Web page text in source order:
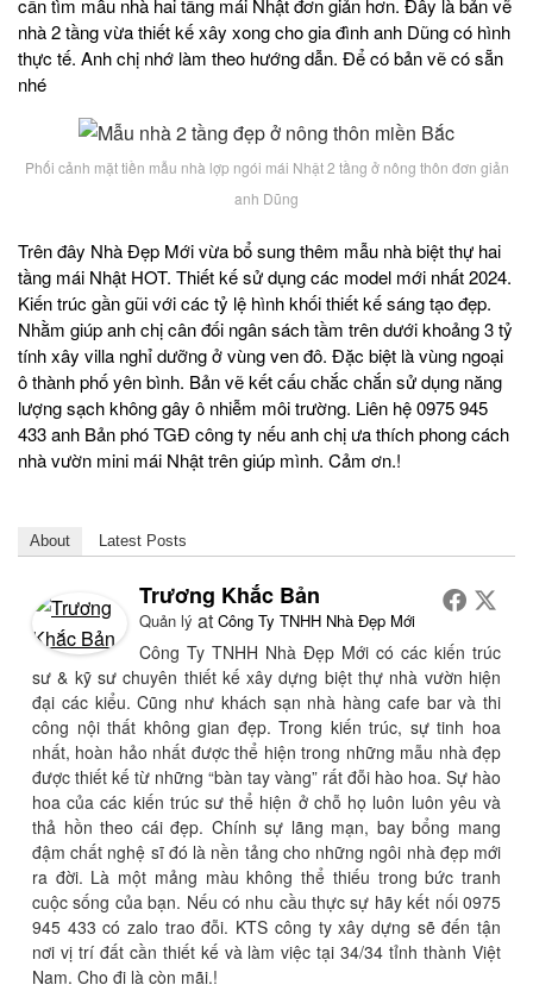
cần tìm mẫu nhà hai tầng mái Nhật đơn giản hơn. Đây là bản vẽ
nhà 2 tầng vừa thiết kế xây xong cho gia đình anh Dũng có hình
thực tế. Anh chị nhớ làm theo hướng dẫn. Để có bản vẽ có sẵn
nhé
Phối cảnh mặt tiền mẫu nhà lợp ngói mái Nhật 2 tầng ở nông thôn đơn giản
anh Dũng
Trên đây Nhà Đẹp Mới vừa bổ sung thêm mẫu nhà biệt thự hai
tầng mái Nhật HOT. Thiết kế sử dụng các model mới nhất 2024.
Kiến trúc gần gũi với các tỷ lệ hình khối thiết kế sáng tạo đẹp.
Nhằm giúp anh chị cân đối ngân sách tầm trên dưới khoảng 3 tỷ
tính xây villa nghỉ dưỡng ở vùng ven đô. Đặc biệt là vùng ngoại
ô thành phố yên bình. Bản vẽ kết cấu chắc chắn sử dụng năng
lượng sạch không gây ô nhiễm môi trường. Liên hệ 0975 945
433 anh Bản phó TGĐ công ty nếu anh chị ưa thích phong cách
nhà vườn mini mái Nhật trên giúp mình. Cảm ơn.!
About Latest Posts
Trương Khắc Bản
Quản lý at Công Ty TNHH Nhà Đẹp Mới
Công Ty TNHH Nhà Đẹp Mới có các kiến trúc
sư & kỹ sư chuyên thiết kế xây dựng biệt thự nhà vườn hiện
đại các kiểu. Cũng như khách sạn nhà hàng cafe bar và thi
công nội thất không gian đẹp. Trong kiến trúc, sự tinh hoa
nhất, hoàn hảo nhất được thể hiện trong những mẫu nhà đẹp
được thiết kế từ những “bàn tay vàng” rất đỗi hào hoa. Sự hào
hoa của các kiến trúc sư thể hiện ở chỗ họ luôn luôn yêu và
thả hồn theo cái đẹp. Chính sự lãng mạn, bay bổng mang
đậm chất nghệ sĩ đó là nền tảng cho những ngôi nhà đẹp mới
ra đời. Là một mảng màu không thể thiếu trong bức tranh
cuộc sống của bạn. Nếu có nhu cầu thực sự hãy kết nối 0975
945 433 có zalo trao đỗi. KTS công ty xây dựng sẽ đến tận
nơi vị trí đất cần thiết kế và làm việc tại 34/34 tỉnh thành Việt
Nam. Cho đi là còn mãi.!